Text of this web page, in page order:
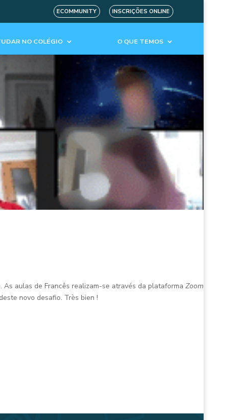
ECOMMUNITY INSCRIÇÕES ONLINE
NO COLÉGIO O QUE TEMOS
aulas de Francês realizam-se através da plataforma Zoom
novo desafio. Très bien !